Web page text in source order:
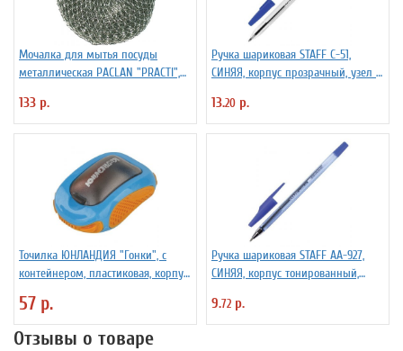
Мочалка для мытья посуды
металлическая PACLAN "PRACTI",
133 р.
Ручка шариковая STAFF C-51,
СИНЯЯ, корпус прозрачный, узел 1
13.20 р.
Точилка ЮНЛАНДИЯ "Гонки", с
контейнером, пластиковая, корпус
57 р.
Ручка шариковая STAFF AA-927,
СИНЯЯ, корпус тонированный,
линия 0,35 мм, 142809
9.72 р.
Отзывы о товаре